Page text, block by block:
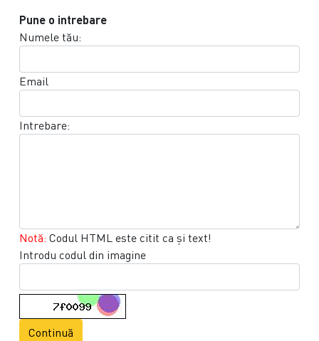
Pune o intrebare
Numele tău:
Email
Intrebare:
Notă: Codul HTML este citit ca şi text!
Introdu codul din imagine
Continuă